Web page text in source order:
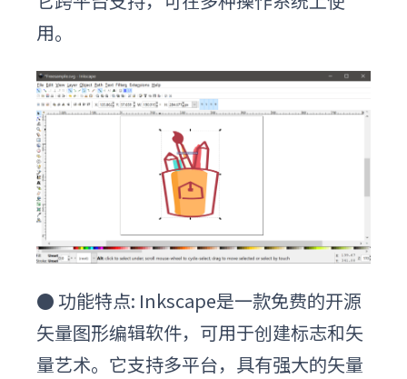
用。
● 功能特点: Inkscape是一款免费的开源
矢量图形编辑软件，可用于创建标志和矢
量艺术。它支持多平台，具有强大的矢量